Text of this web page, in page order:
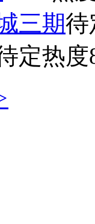
三期待
定热度